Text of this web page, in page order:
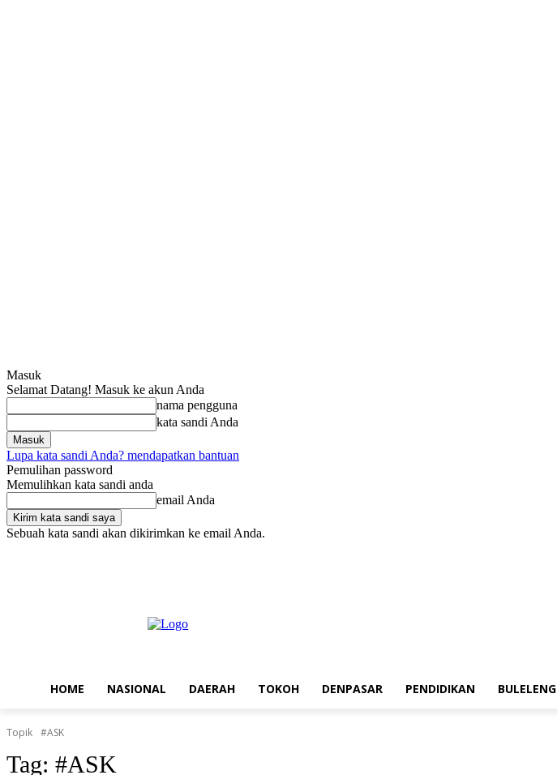
Masuk
Selamat Datang! Masuk ke akun Anda
nama pengguna
kata sandi Anda
Lupa kata sandi Anda? mendapatkan bantuan
Pemulihan password
Memulihkan kata sandi anda
email Anda
Sebuah kata sandi akan dikirimkan ke email Anda.
HOME NASIONAL DAERAH TOKOH DENPASAR PENDIDIKAN BULELENG
Topik #ASK
Tag: #ASK